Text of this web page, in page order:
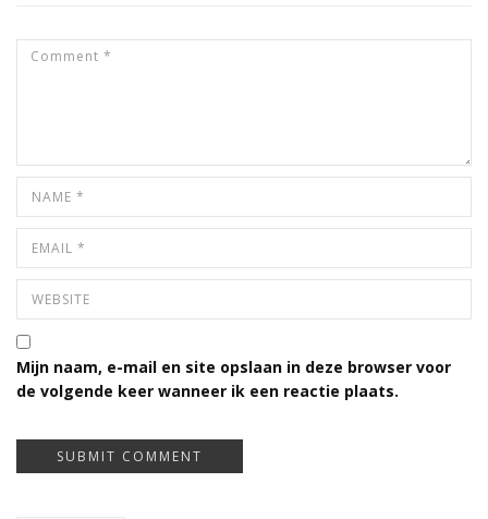
Mijn naam, e-mail en site opslaan in deze browser voor
de volgende keer wanneer ik een reactie plaats.